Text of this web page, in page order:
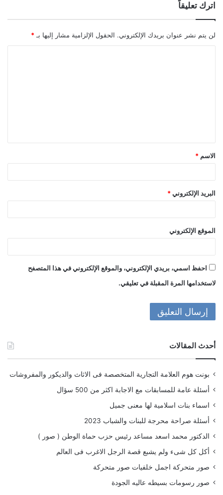
اترك تعليقاً
لن يتم نشر عنوان بريدك الإلكتروني. الحقول الإلزامية مشار إليها بـ *
ق
*
الاسم *
البريد الإلكتروني *
الموقع الإلكتروني
احفظ اسمي، بريدي الإلكتروني، والموقع الإلكتروني في هذا المتصفح
لاستخدامها المرة المقبلة في تعليقي.
أحدث المقالات
بونت هوم العلامة التجارية المتخصصة فى الاثاث والديكور والمفروشات
أسئلة عامة للمسابقات مع الاجابة اكثر من 500 سؤال
اسماء بنات اسلامية لها معنى جميل
أسئلة صراحة محرجة للبنات والشباب 2023
الدكتور محمد اسعد مساعد رئيس حزب حماة الوطن ( صور )
أكل كل شىء ولم يشبع قصة الرجل الاغرب فى العالم
صور متحركة اجمل خلفيات صور متحركة
صور رسومات بسيطه عاليه الجودة